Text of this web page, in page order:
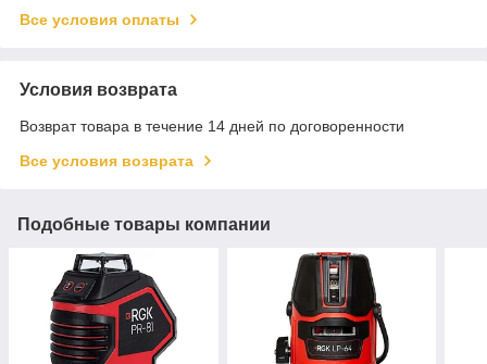
Все условия оплаты
Условия возврата
Возврат товара в течение 14 дней по договоренности
Все условия возврата
Подобные товары компании